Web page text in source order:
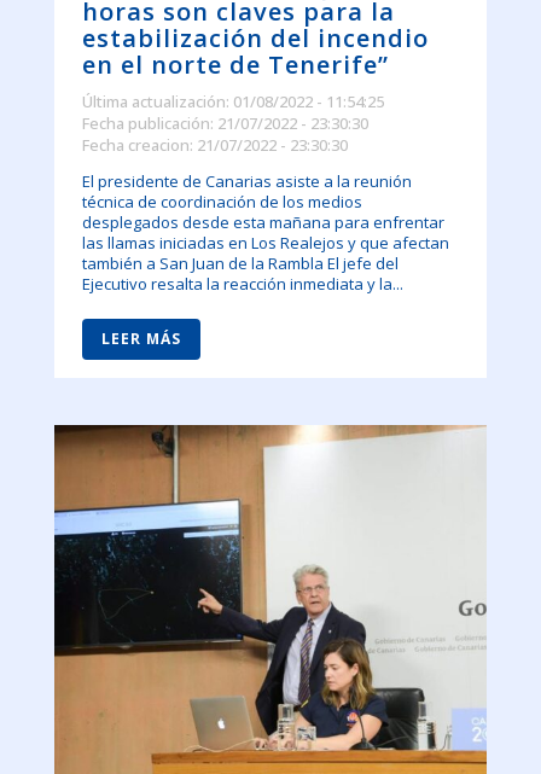
horas son claves para la
estabilización del incendio
en el norte de Tenerife”
Última actualización: 01/08/2022 - 11:54:25
Fecha publicación: 21/07/2022 - 23:30:30
Fecha creacion: 21/07/2022 - 23:30:30
El presidente de Canarias asiste a la reunión
técnica de coordinación de los medios
desplegados desde esta mañana para enfrentar
las llamas iniciadas en Los Realejos y que afectan
también a San Juan de la Rambla El jefe del
Ejecutivo resalta la reacción inmediata y la...
LEER MÁS